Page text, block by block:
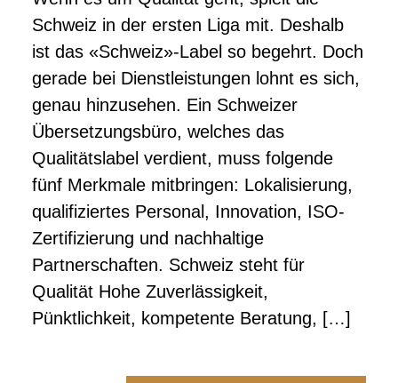
Schweiz in der ersten Liga mit. Deshalb
ist das «Schweiz»-Label so begehrt. Doch
gerade bei Dienstleistungen lohnt es sich,
genau hinzusehen. Ein Schweizer
Übersetzungsbüro, welches das
Qualitätslabel verdient, muss folgende
fünf Merkmale mitbringen: Lokalisierung,
qualifiziertes Personal, Innovation, ISO-
Zertifizierung und nachhaltige
Partnerschaften. Schweiz steht für
Qualität Hohe Zuverlässigkeit,
Pünktlichkeit, kompetente Beratung, […]